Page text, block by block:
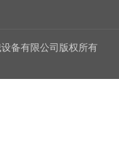
备有限公司版权所有